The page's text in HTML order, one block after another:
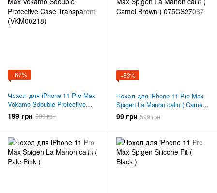
−67%
Чохол для iPhone 11 Pro Max
Vokamo Sdouble Protective
Case Transparent (VKM00218)
199 грн 599 грн
−83%
Чохол для iPhone 11 Pro Max
Spigen La Manon calin ( Camel
Brown ) 075CS27067
99 грн 599 грн